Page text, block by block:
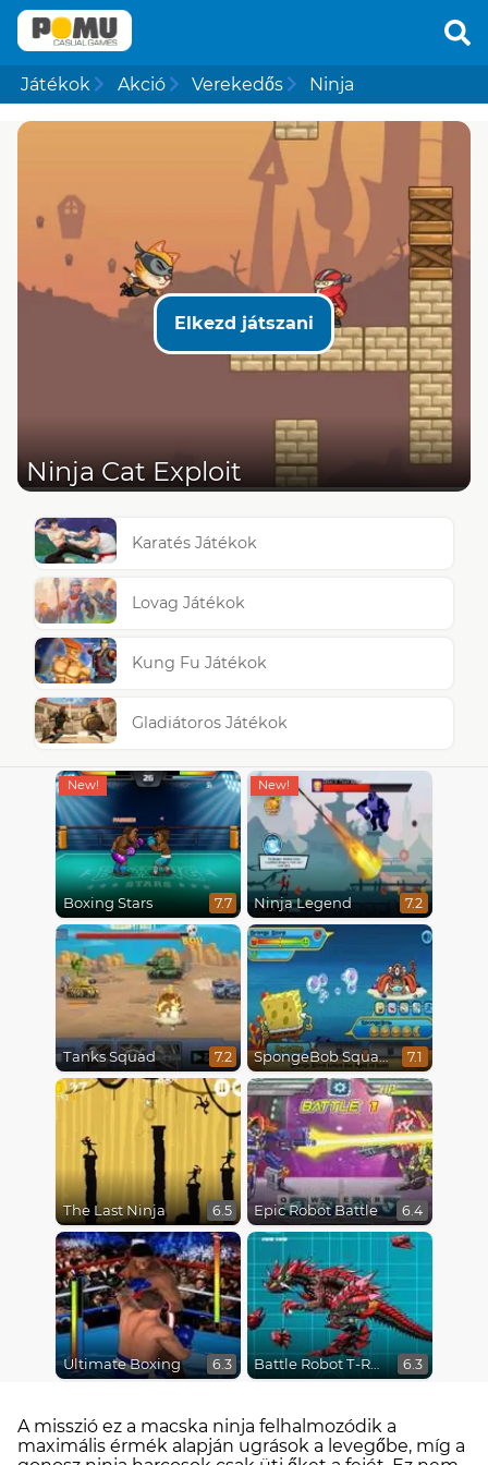
Játékok Akció Verekedős Ninja
Elkezd játszani
Ninja Cat Exploit
Karatés Játékok
Lovag Játékok
Kung Fu Játékok
Gladiátoros Játékok
Boxing Stars 7.7 Ninja Legend 7.2
Tanks Squad 7.2 SpongeBob SquarePants : Monster Island Adventures 7.1
The Last Ninja 6.5 Epic Robot Battle 6.4
Ultimate Boxing 6.3 Battle Robot T-Rex Age 6.3
A misszió ez a macska ninja felhalmozódik a
maximális érmék alapján ugrások a levegőbe, míg a